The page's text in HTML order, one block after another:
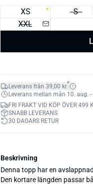
XS S
XXL
Leverans från 39,00 kr*
Leverans mellan mån 10. aug.
FRI FRAKT VID KÖP ÖVER 499
SNABB LEVERANS
30 DAGARS RETUR
Beskrivning
Denna topp har en
Den kortare längden passar